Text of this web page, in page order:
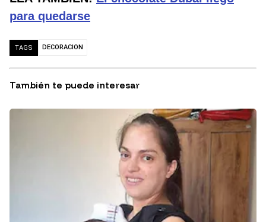
para quedarse
TAGS DECORACION
También te puede interesar